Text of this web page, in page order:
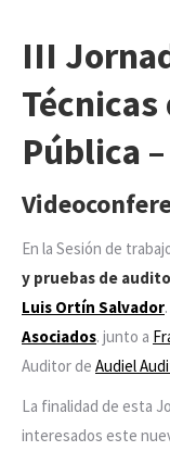
III
Pública –
En la Sesión de
y pruebas de
Luis Ortín Salvador
Asociados. junto a
Auditor de Audiel
La finalidad de esta
interesados este